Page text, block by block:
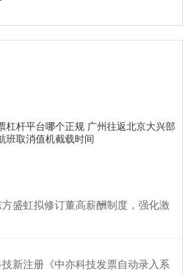
价配资平台可靠吗，最终由中
最新公告：拟投资2.1亿元建设汽车轻量
，公司全资子公司安信达拟使用自有或
化铝材生产线技术改造项目
题前瞻】特斯拉Model Y L订单10月份
Tier1供应商
司 特斯拉ModelYL订单10月份已售
供应商 据媒体报道，在
杠杆平台哪个正规 广州往返北京大兴部
班取消值机截载时间
盛虹拟修订董高薪酬制度，强化激
新注册《中亦科技发票自动录入系